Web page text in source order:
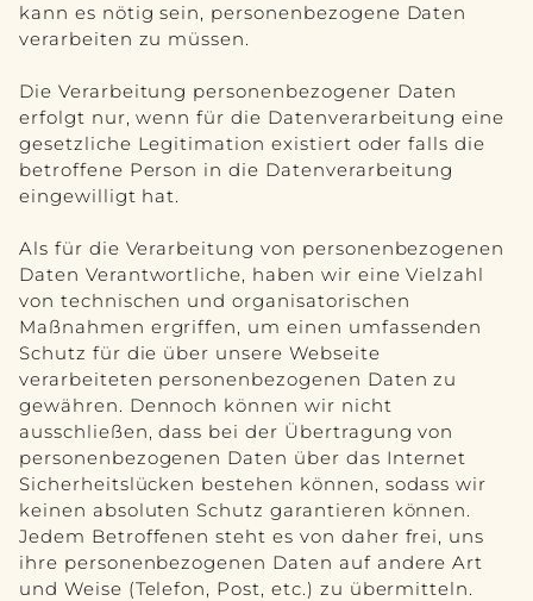
kann es nötig sein, personenbezogene Daten
verarbeiten zu müssen.
Die Verarbeitung personenbezogener Daten
erfolgt nur, wenn für die Datenverarbeitung eine
gesetzliche Legitimation existiert oder falls die
betroffene Person in die Datenverarbeitung
eingewilligt hat.
Als für die Verarbeitung von personenbezogenen
Daten Verantwortliche, haben wir eine Vielzahl
von technischen und organisatorischen
Maßnahmen ergriffen, um einen umfassenden
Schutz für die über unsere Webseite
verarbeiteten personenbezogenen Daten zu
gewähren. Dennoch können wir nicht
ausschließen, dass bei der Übertragung von
personenbezogenen Daten über das Internet
Sicherheitslücken bestehen können, sodass wir
keinen absoluten Schutz garantieren können.
Jedem Betroffenen steht es von daher frei, uns
ihre personenbezogenen Daten auf andere Art
und Weise (Telefon, Post, etc.) zu übermitteln.